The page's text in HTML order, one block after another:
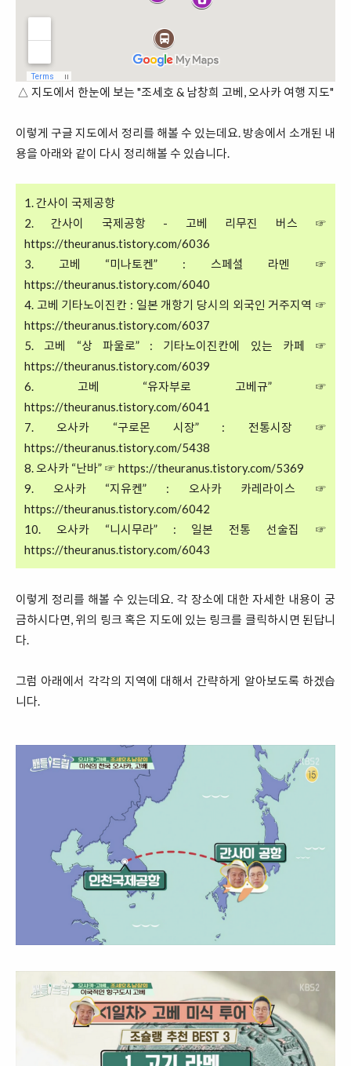
△ 지도에서 한눈에 보는 "조세호 & 남창희 고베, 오사카 여행 지도"
이렇게 구글 지도에서 정리를 해볼 수 있는데요. 방송에서 소개된 내
용을 아래와 같이 다시 정리해볼 수 있습니다.
1. 간사이 국제공항
2. 간사이 국제공항 - 고베 리무진 버스 ☞
https://theuranus.tistory.com/6036
3. 고베 “미나토켄” : 스페셜 라멘 ☞
https://theuranus.tistory.com/6040
4. 고베 기타노이진칸 : 일본 개항기 당시의 외국인 거주지역 ☞
https://theuranus.tistory.com/6037
5. 고베 “상 파울로” : 기타노이진칸에 있는 카페 ☞
https://theuranus.tistory.com/6039
6. 고베 “유자부로 고베규” ☞
https://theuranus.tistory.com/6041
7. 오사카 “구로몬 시장” : 전통시장 ☞
https://theuranus.tistory.com/5438
8. 오사카 “난바” ☞ https://theuranus.tistory.com/5369
9. 오사카 “지유켄” : 오사카 카레라이스 ☞
https://theuranus.tistory.com/6042
10. 오사카 “니시무라” : 일본 전통 선술집 ☞
https://theuranus.tistory.com/6043
이렇게 정리를 해볼 수 있는데요. 각 장소에 대한 자세한 내용이 궁
금하시다면, 위의 링크 혹은 지도에 있는 링크를 클릭하시면 된답니
다.
그럼 아래에서 각각의 지역에 대해서 간략하게 알아보도록 하겠습
니다.